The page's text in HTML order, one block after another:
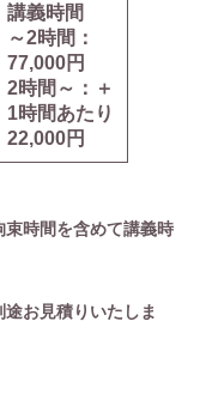
講義時間
～2時間：
77,000円
2時間～：＋
1時間あたり
22,000円
時間を含めて講義時
お見積りいたしま